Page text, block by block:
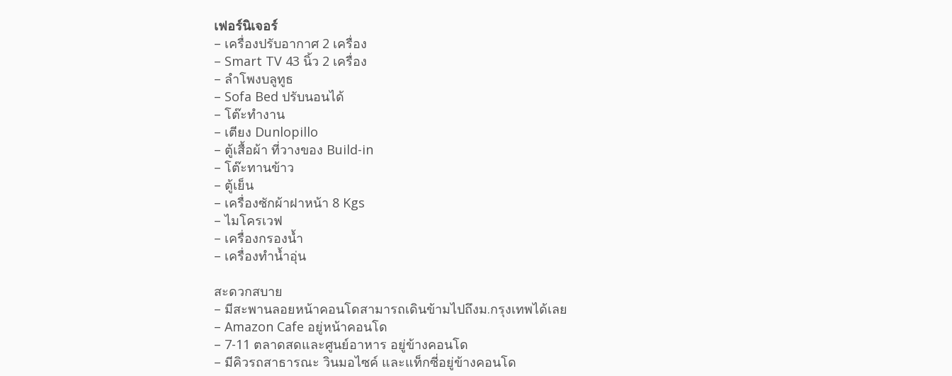
เฟอร์นิเจอร์
– เครื่องปรับอากาศ 2 เครื่อง
– Smart TV 43 นิ้ว 2 เครื่อง
– ลำโพงบลูทูธ
– Sofa Bed ปรับนอนได้
– โต๊ะทำงาน
– เตียง Dunlopillo
– ตู้เสื้อผ้า ที่วางของ Build-in
– โต๊ะทานข้าว
– ตู้เย็น
– เครื่องซักผ้าฝาหน้า 8 Kgs
– ไมโครเวฟ
– เครื่องกรองน้ำ
– เครื่องทำน้ำอุ่น
สะดวกสบาย
– มีสะพานลอยหน้าคอนโดสามารถเดินข้ามไปถึงม.กรุงเทพได้เลย
– Amazon Cafe อยู่หน้าคอนโด
– 7-11 ตลาดสดและศูนย์อาหาร อยู่ข้างคอนโด
– มีคิวรถสาธารณะ วินมอไซค์ และแท็กซี่อยู่ข้างคอนโด